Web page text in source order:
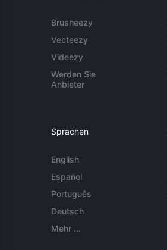
Brusheezy
Vecteezy
Videezy
Werden Sie
Anbieter
Sprachen
English
Español
Português
Deutsch
Mehr ...